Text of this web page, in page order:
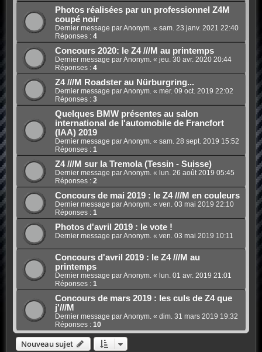
Photos réalisées par un professionnel Z4M
coupé noir
Dernier message par Anonym. « sam. 23 janv. 2021 22:40
Réponses : 4
Concours 2020: le Z4 ///M au printemps
Dernier message par Anonym. « jeu. 30 avr. 2020 20:44
Réponses : 4
Z4 ///M Roadster au Nürburgring...
Dernier message par Anonym. « mer. 09 oct. 2019 22:02
Réponses : 3
Quelques BMW présentes au salon
international de l'automobile de Francfort
(IAA) 2019
Dernier message par Anonym. « sam. 28 sept. 2019 15:52
Réponses : 1
Z4 ///M sur la Tremola (Tessin - Suisse)
Dernier message par Anonym. « lun. 26 août 2019 05:45
Réponses : 2
Concours de mai 2019 : le Z4 ///M en couleurs
Dernier message par Anonym. « ven. 03 mai 2019 22:10
Réponses : 1
Photos d'avril 2019 : le vote !
Dernier message par Anonym. « ven. 03 mai 2019 10:11
Concours d'avril 2019 : le Z4 ///M au
printemps
Dernier message par Anonym. « lun. 01 avr. 2019 21:01
Réponses : 1
Concours de mars 2019 : les culs de Z4 que
j'///M
Dernier message par Anonym. « dim. 31 mars 2019 19:32
Réponses : 10
Nouveau sujet